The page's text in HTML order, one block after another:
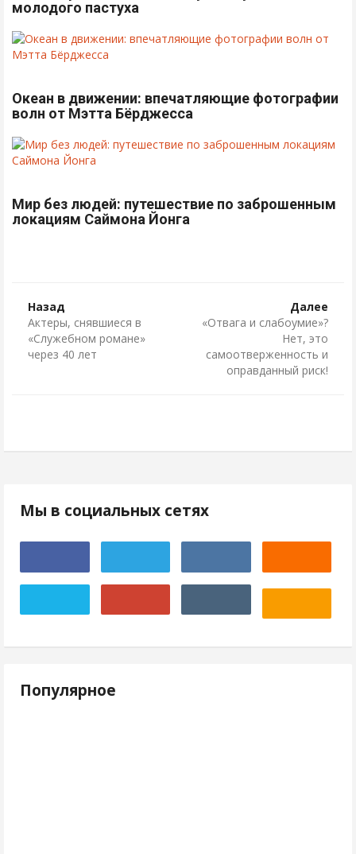
молодого пастуха
Океан в движении: впечатляющие фотографии
волн от Мэтта Бёрджесса
Мир без людей: путешествие по заброшенным
локациям Саймона Йонга
Назад
Актеры, снявшиеся в
«Служебном романе»
через 40 лет
Далее
«Отвага и слабоумие»?
Нет, это
самоотверженность и
оправданный риск!
Мы в социальных сетях
Популярное